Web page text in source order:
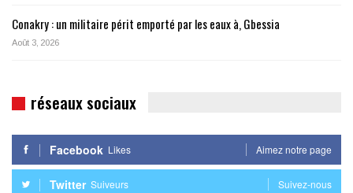
Conakry : un militaire périt emporté par les eaux à, Gbessia
Août 3, 2026
réseaux sociaux
Facebook Likes Aimez notre page
Twitter Suiveurs Suivez-nous